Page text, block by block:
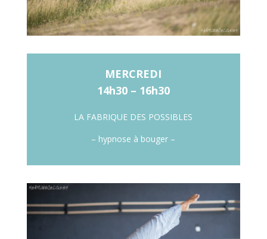
MERCREDI
14h30 – 16h30
LA FABRIQUE DES POSSIBLES
– hypnose à bouger –